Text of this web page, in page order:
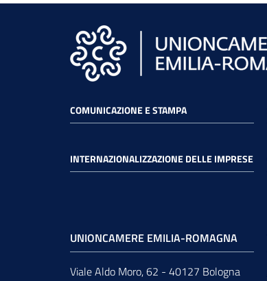
COMUNICAZIONE E STAMPA
INTERNAZIONALIZZAZIONE DELLE IMPRESE
UNIONCAMERE EMILIA-ROMAGNA
Viale Aldo Moro, 62 - 40127 Bologna